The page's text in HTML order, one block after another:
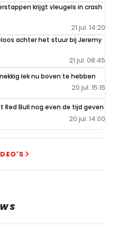
krijgt vleugels in crash
21 jul. 14:20
achter het stuur bij Jeremy
21 jul. 08:45
lek nu boven te hebben
20 jul. 15:15
Red Bull nog even de tijd geven
20 jul. 14:00